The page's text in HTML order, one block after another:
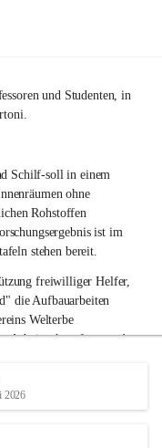
und Studenten, in
Schilf-soll in einem
ohne
Rohstoffen
ist im
stehen bereit.
freiwilliger Helfer,
die Aufbauarbeiten
Welterbe
Arbeit sehr erfreut und
Innovation
2026